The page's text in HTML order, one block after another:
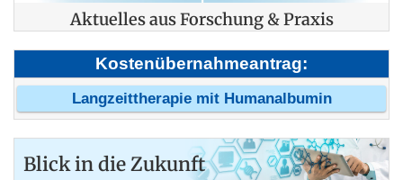
Aktuelles aus Forschung & Praxis
Kostenübernahmeantrag:
Langzeittherapie mit Humanalbumin
Blick in die Zukunft